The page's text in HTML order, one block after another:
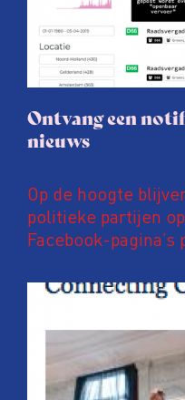
Ontvang een
nieuws
Op de hoogte
politieke partijen
Facebook-
zijn meer dan
meer dan 800
politieke partijen
bijvoorbeeld
energietransitie,